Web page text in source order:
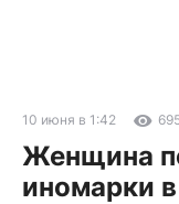
10 июня в 1:42
Женщина
иномарки